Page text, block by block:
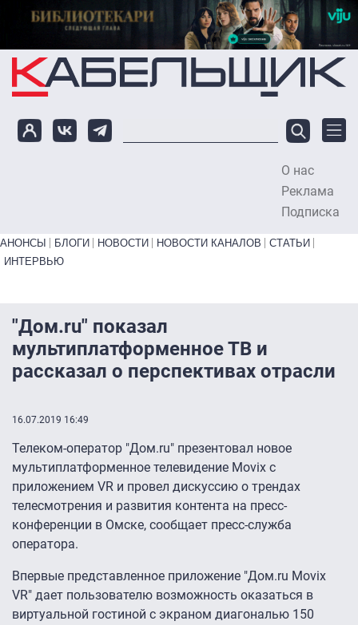
Перейти к основному содержанию
О нас
Реклама
Подписка
Primary links bottom
АНОНСЫ БЛОГИ НОВОСТИ НОВОСТИ КАНАЛОВ
СТАТЬИ
ИНТЕРВЬЮ
"Дом.ru" показал
мультиплатформенное ТВ и
рассказал о перспективах отрасли
16.07.2019 16:49
Телеком-оператор "Дом.ru" презентовал новое
мультиплатформенное телевидение Movix c
приложением VR и провел дискуссию о трендах
телесмотрения и развития контента на пресс-
конференции в Омске, сообщает пресс-служба
оператора.
Впервые представленное приложение "Дом.ru Movix
VR" дает пользователю возможность оказаться в
виртуальной гостиной с экраном диагональю 150